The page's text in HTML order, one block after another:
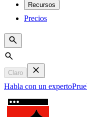
Recursos
Precios
Search
Claro
Habla con un experto